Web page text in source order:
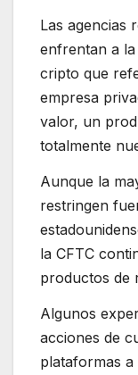
Las agencias
enfrentan a
cripto que
empresa
valor, un
totalmente
Aunque la
restringen
la CFTC
productos de
Algunos
acciones de
plataformas